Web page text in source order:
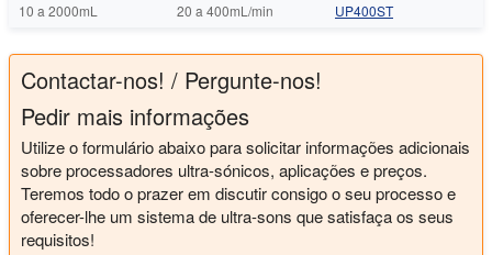
10 a 2000mL
20 a 400mL/min UP400ST
Contactar-nos! / Pergunte-nos!
Pedir mais informações
Utilize o formulário abaixo para solicitar informações adicionais
sobre processadores ultra-sónicos, aplicações e preços.
Teremos todo o prazer em discutir consigo o seu processo e
oferecer-lhe um sistema de ultra-sons que satisfaça os seus
requisitos!